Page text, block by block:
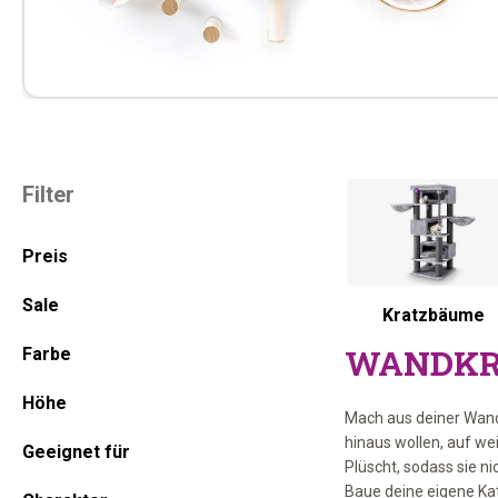
Kratzbäume
Mach aus deiner
hinaus wollen, auf
Plüscht, sodass sie
Baue deine eigene
Haupt-
Filter
Preis
Sale
Farbe
Höhe
Geeignet für